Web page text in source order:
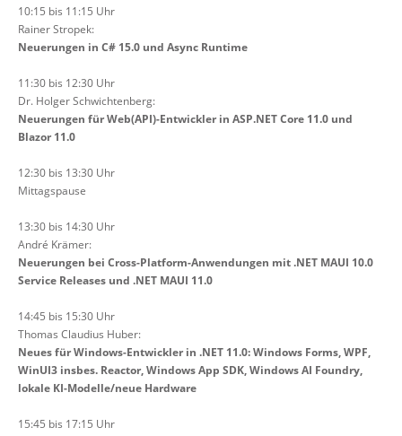
10:15 bis 11:15 Uhr
Rainer Stropek:
Neuerungen in C# 15.0 und Async Runtime
11:30 bis 12:30 Uhr
Dr. Holger Schwichtenberg:
Neuerungen für Web(API)-Entwickler in ASP.NET Core 11.0 und
Blazor 11.0
12:30 bis 13:30 Uhr
Mittagspause
13:30 bis 14:30 Uhr
André Krämer:
Neuerungen bei Cross-Platform-Anwendungen mit .NET MAUI 10.0
Service Releases und .NET MAUI 11.0
14:45 bis 15:30 Uhr
Thomas Claudius Huber:
Neues für Windows-Entwickler in .NET 11.0: Windows Forms, WPF,
WinUI3 insbes. Reactor, Windows App SDK, Windows AI Foundry,
lokale KI-Modelle/neue Hardware
15:45 bis 17:15 Uhr